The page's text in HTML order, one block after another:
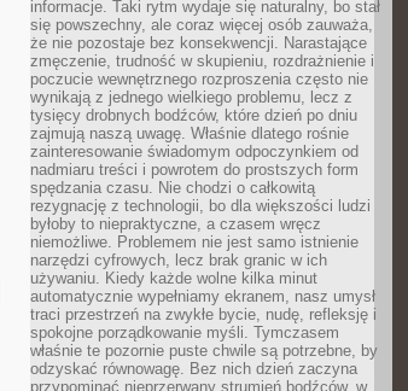
informacje. Taki rytm wydaje się naturalny, bo stał
się powszechny, ale coraz więcej osób zauważa,
że nie pozostaje bez konsekwencji. Narastające
zmęczenie, trudność w skupieniu, rozdrażnienie i
poczucie wewnętrznego rozproszenia często nie
wynikają z jednego wielkiego problemu, lecz z
tysięcy drobnych bodźców, które dzień po dniu
zajmują naszą uwagę. Właśnie dlatego rośnie
zainteresowanie świadomym odpoczynkiem od
nadmiaru treści i powrotem do prostszych form
spędzania czasu. Nie chodzi o całkowitą
rezygnację z technologii, bo dla większości ludzi
byłoby to niepraktyczne, a czasem wręcz
niemożliwe. Problemem nie jest samo istnienie
narzędzi cyfrowych, lecz brak granic w ich
używaniu. Kiedy każde wolne kilka minut
automatycznie wypełniamy ekranem, nasz umysł
traci przestrzeń na zwykłe bycie, nudę, refleksję i
spokojne porządkowanie myśli. Tymczasem
właśnie te pozornie puste chwile są potrzebne, by
odzyskać równowagę. Bez nich dzień zaczyna
przypominać nieprzerwany strumień bodźców, w